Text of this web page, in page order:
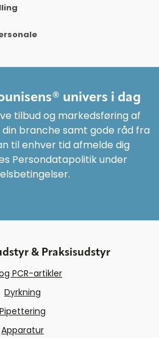
univers i dag
tilbud og markedsføring af
branche samt gode råd fra
til enhver tid afmelde dig
Persondatapolitik under
& Praksisudstyr
PCR-artikler
Dyrkning
Pipettering
Apparatur